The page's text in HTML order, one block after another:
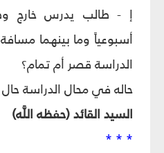
إ - طالب يدرس خارج
أسبوعياً وما بينهما
الدراسة قصر أم تمام؟
حاله في محال الدراسة
السيد القائد (حفظه اللَّه)
* * *